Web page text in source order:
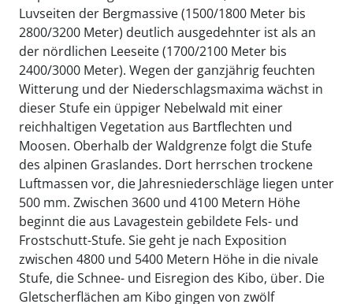
Luvseiten der Bergmassive (1500/1800 Meter bis
2800/3200 Meter) deutlich ausgedehnter ist als an
der nördlichen Leeseite (1700/2100 Meter bis
2400/3000 Meter). Wegen der ganzjährig feuchten
Witterung und der Niederschlagsmaxima wächst in
dieser Stufe ein üppiger Nebelwald mit einer
reichhaltigen Vegetation aus Bartflechten und
Moosen. Oberhalb der Waldgrenze folgt die Stufe
des alpinen Graslandes. Dort herrschen trockene
Luftmassen vor, die Jahresniederschläge liegen unter
500 mm. Zwischen 3600 und 4100 Metern Höhe
beginnt die aus Lavagestein gebildete Fels- und
Frostschutt-Stufe. Sie geht je nach Exposition
zwischen 4800 und 5400 Metern Höhe in die nivale
Stufe, die Schnee- und Eisregion des Kibo, über. Die
Gletscherflächen am Kibo gingen von zwölf